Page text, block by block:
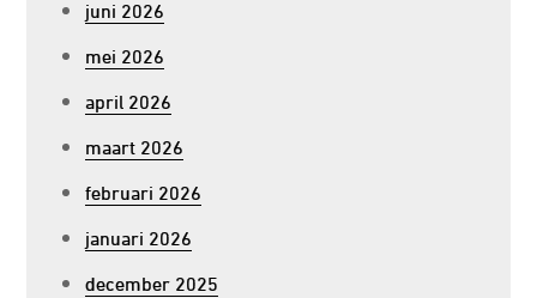
juni 2026
mei 2026
april 2026
maart 2026
februari 2026
januari 2026
december 2025